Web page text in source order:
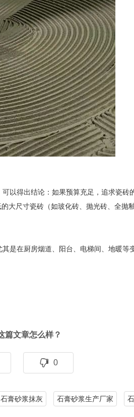
以得出结论：如果预算充足，追求瓷砖
大尺寸瓷砖（如玻化砖、抛光砖、全抛
是在厨房烟道、阳台、电梯间、地暖等
篇文章怎么样？
0
石膏砂浆抹灰 石膏砂浆生产厂家